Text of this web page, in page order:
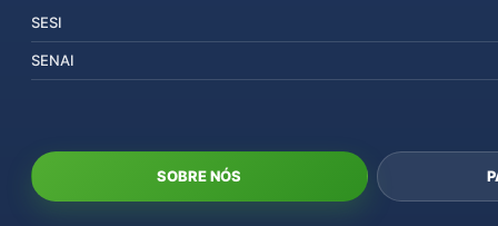
SESI
SENAI
SOBRE NÓS